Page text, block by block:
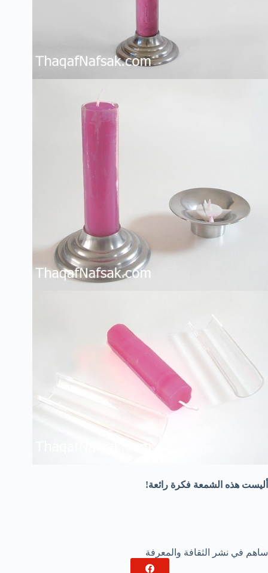
أليست هذه الشمعة فكرة رائعة!
ساهم في نشر الثقافة والمعرفة